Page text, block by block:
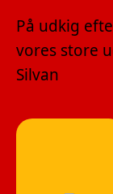
På udkig
vores store
Silvan